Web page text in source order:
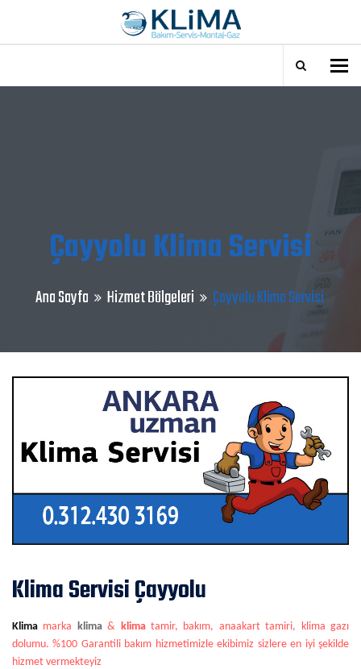
Çayyolu Klima Servisi
Ana Sayfa Hizmet Bölgeleri Çayyolu Klima Servisi
Klima Servisi Çayyolu
Klima marka klima& klimatamir, bakım, anaakart tamiri, klima gazı
dolumu. %100 Garantili bakım hizmetimizle ekibimiz sizlere en iyi şekilde
hizmet vermekteyiz